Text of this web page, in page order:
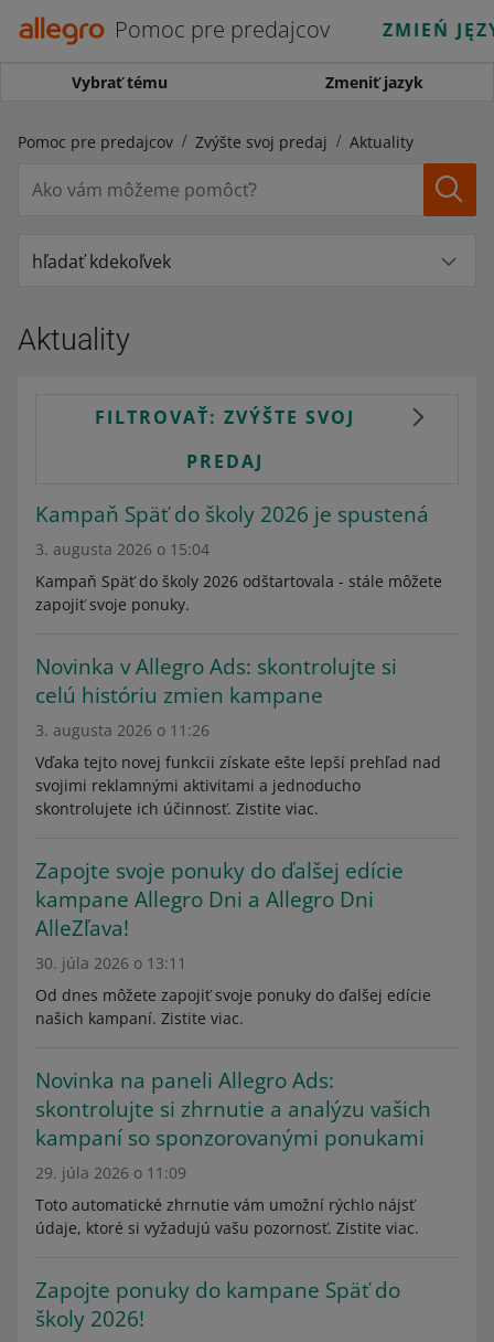
Pomoc pre predajcov ZMIEŃ
Vybrať tému Zmeniť jazyk
Pomoc pre predajcov Zvýšte svoj predaj Aktuality
hľadať kdekoľvek
Aktuality
FILTROVAŤ: ZVÝŠTE SVOJ
PREDAJ
Kampaň Späť do školy 2026 je spustená
3. augusta 2026 o 15:04
Kampaň Späť do školy 2026 odštartovala - stále môžete
zapojiť svoje ponuky.
Novinka v Allegro Ads: skontrolujte si
celú históriu zmien kampane
3. augusta 2026 o 11:26
Vďaka tejto novej funkcii získate ešte lepší prehľad nad
svojimi reklamnými aktivitami a jednoducho
skontrolujete ich účinnosť. Zistite viac.
Zapojte svoje ponuky do ďalšej edície
kampane Allegro Dni a Allegro Dni
AlleZľava!
30. júla 2026 o 13:11
Od dnes môžete zapojiť svoje ponuky do ďalšej edície
našich kampaní. Zistite viac.
Novinka na paneli Allegro Ads:
skontrolujte si zhrnutie a analýzu vašich
kampaní so sponzorovanými ponukami
29. júla 2026 o 11:09
Toto automatické zhrnutie vám umožní rýchlo nájsť
údaje, ktoré si vyžadujú vašu pozornosť. Zistite viac.
Zapojte ponuky do kampane Späť do
školy 2026!